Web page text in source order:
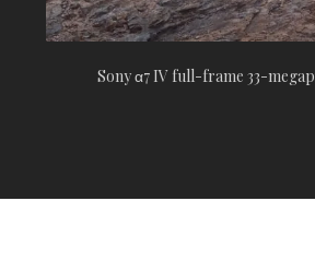
Sony α7 IV full-frame 33-